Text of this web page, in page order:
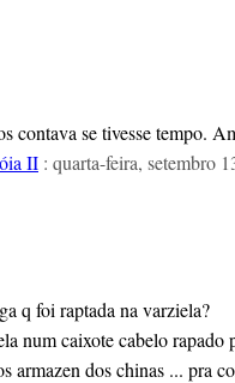
contava se tivesse tempo.
II : quarta-feira, setembro
q foi raptada na varziela?
num caixote cabelo rapado
armazen dos chinas ... pra